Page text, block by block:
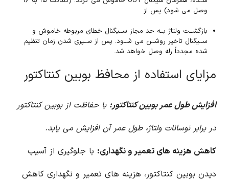
وصل می شود) پس از
بازگشــت ولتاژ بــه حد مجاز ســیگنال خطای مربوطه خاموش و
ســیگنال تاخیر روشــن می شــود. پس از ســپری شدن زمان تنظیم
شده مجدداً رله وصل خواهد شد.
مزایای استفاده از محافظ بوبین کنتاکتور
افزایش طول عمر بوبین کنتاکتور: با حفاظت از بوبین کنتاکتور
در برابر نوسانات ولتاژ، طول عمر آن افزایش می یابد.
کاهش هزینه های تعمیر و نگهداری: با جلوگیری از آسیب
دیدن بوبین کنتاکتور، هزینه های تعمیر و نگهداری کاهش